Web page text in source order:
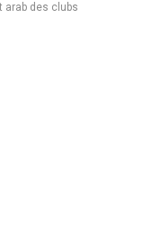
arab des clubs